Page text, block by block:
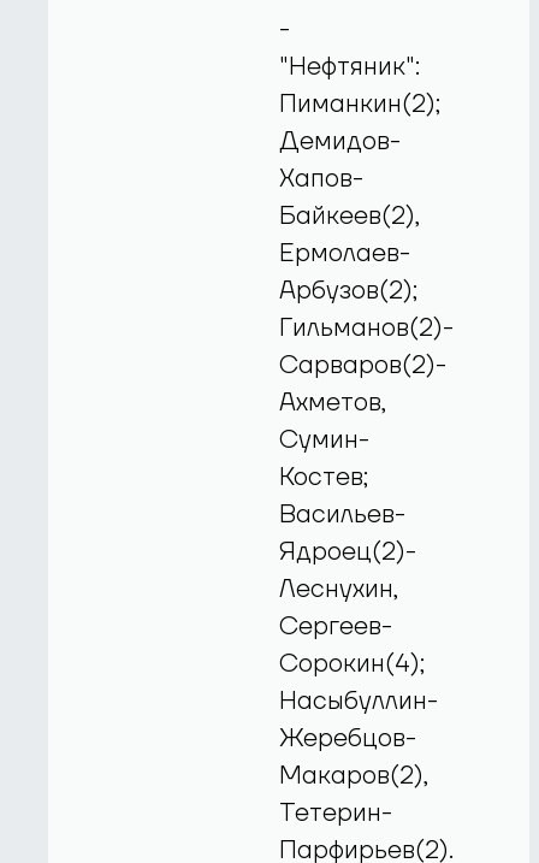
-
"Нефтяник":
Пиманкин(2);
Демидов-
Хапов-
Байкеев(2),
Ермолаев-
Арбузов(2);
Гильманов(2)-
Сарваров(2)-
Ахметов,
Сумин-
Костев;
Васильев-
Ядроец(2)-
Леснухин,
Сергеев-
Сорокин(4);
Насыбуллин-
Жеребцов-
Макаров(2),
Тетерин-
Парфирьев(2).